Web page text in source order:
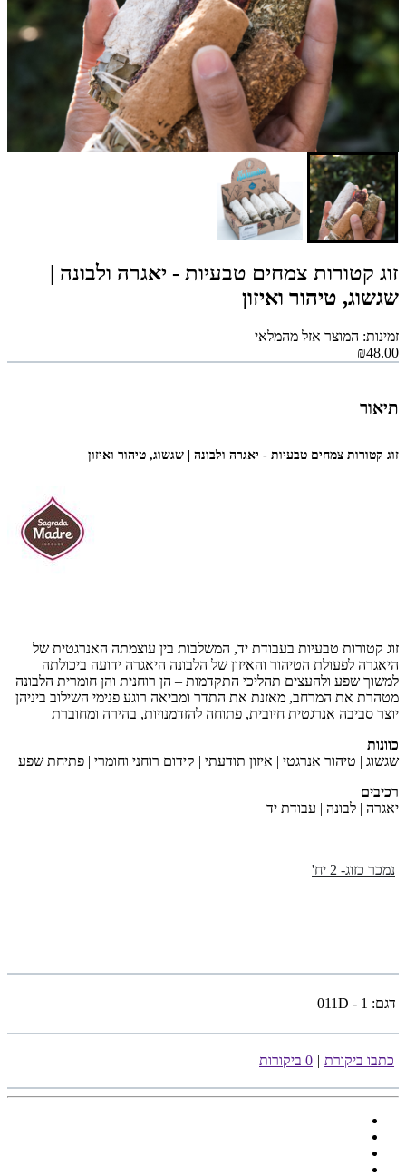
זוג קטורות צמחים טבעיות - יאגרה ולבונה |
שגשוג, טיהור ואיזון
זמינות: המוצר אזל מהמלאי
₪48.00
תיאור
זוג קטורות צמחים טבעיות - יאגרה ולבונה | שגשוג, טיהור ואיזון
זוג קטורות טבעיות בעבודת יד, המשלבות בין עוצמתה האנרגטית של
היאגרה לפעולת הטיהור והאיזון של הלבונה היאגרה ידועה ביכולתה
למשוך שפע ולהעצים תהליכי התקדמות – הן רוחנית והן חומרית הלבונה
מטהרת את המרחב, מאזנת את התדר ומביאה רוגע פנימי השילוב ביניהן
יוצר סביבה אנרגטית חיובית, פתוחה להזדמנויות, בהירה ומחוברת
כוונות
שגשוג | טיהור אנרגטי | איזון תודעתי | קידום רוחני וחומרי | פתיחת שפע
רכיבים
יאגרה | לבונה | עבודת יד
נמכר כזוג- 2 יח'
דגם: 011D - 1
כתבו ביקורת | 0 ביקורות